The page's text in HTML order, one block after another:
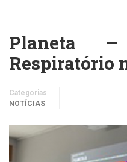
Planeta
Respiratório
Categorias
NOTÍCIAS